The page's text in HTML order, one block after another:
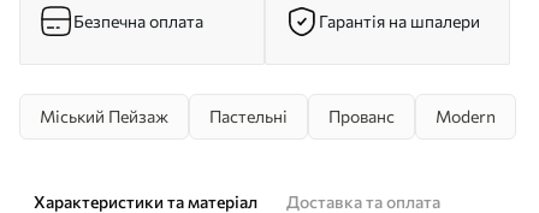
Безпечна оплата Гарантія на шпалери
Міський Пейзаж Пастельні Прованс Modern
Характеристики та матеріал
Доставка та оплата